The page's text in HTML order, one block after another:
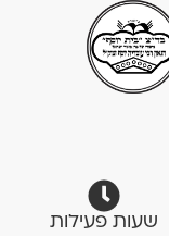
שעות פעילות